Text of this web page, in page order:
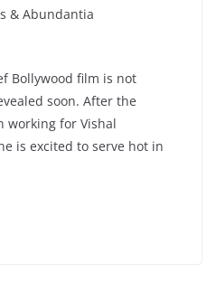
& Abundantia
Bollywood film is not
soon. After the
working for Vishal
is excited to serve hot in